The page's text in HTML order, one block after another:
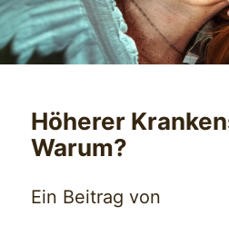
Höherer
Warum?
Ein Beitrag von